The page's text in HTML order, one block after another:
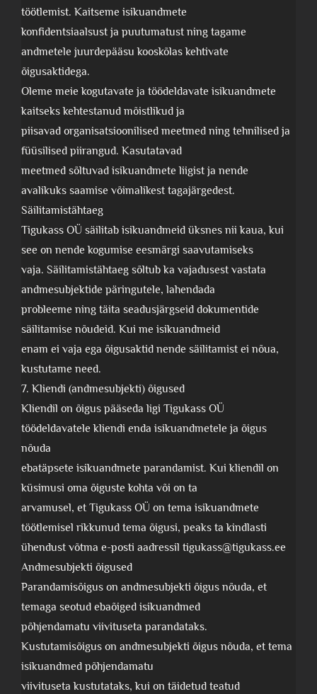
töötlemist. Kaitseme isikuandmete
konfidentsiaalsust ja puutumatust ning tagame
andmetele juurdepääsu kooskõlas kehtivate
õigusaktidega.
Oleme meie kogutavate ja töödeldavate isikuandmete
kaitseks kehtestanud mõistlikud ja
piisavad organisatsioonilised meetmed ning tehnilised ja
füüsilised piirangud. Kasutatavad
meetmed sõltuvad isikuandmete liigist ja nende
avalikuks saamise võimalikest tagajärgedest.
Säilitamistähtaeg
Tigukass OÜ säilitab isikuandmeid üksnes nii kaua, kui
see on nende kogumise eesmärgi saavutamiseks
vaja. Säilitamistähtaeg sõltub ka vajadusest vastata
andmesubjektide päringutele, lahendada
probleeme ning täita seadusjärgseid dokumentide
säilitamise nõudeid. Kui me isikuandmeid
enam ei vaja ega õigusaktid nende säilitamist ei nõua,
kustutame need.
7. Kliendi (andmesubjekti) õigused
Kliendil on õigus pääseda ligi Tigukass OÜ
töödeldavatele kliendi enda isikuandmetele ja õigus
nõuda
ebatäpsete isikuandmete parandamist. Kui kliendil on
küsimusi oma õiguste kohta või on ta
arvamusel, et Tigukass OÜ on tema isikuandmete
töötlemisel rikkunud tema õigusi, peaks ta kindlasti
ühendust võtma e-posti aadressil tigukass@tigukass.ee
Andmesubjekti õigused
Parandamisõigus on andmesubjekti õigus nõuda, et
temaga seotud ebaõiged isikuandmed
põhjendamatu viivituseta parandataks.
Kustutamisõigus on andmesubjekti õigus nõuda, et tema
isikuandmed põhjendamatu
viivituseta kustutataks, kui on täidetud teatud